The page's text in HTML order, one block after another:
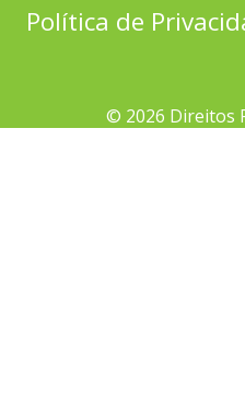
Política de
© 2026 Direitos